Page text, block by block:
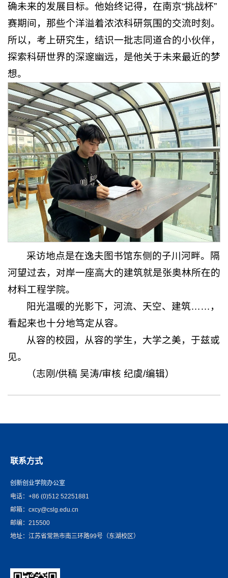
确未来的发展目标。他始终记得，在南京“挑战杯”
赛期间，那些个洋溢着浓浓科研氛围的交流时刻。
所以，考上研究生，结识一批志同道合的小伙伴，
探索科研世界的深邃幽远，是他关于未来最近的梦
想。
采访地点是在逸夫图书馆东侧的子川河畔。隔
河望过去，对岸一座高大的建筑就是张奥林所在的
材料工程学院。
阳光温暖的光影下，河流、天空、建筑……，
看起来也十分地笃定从容。
从容的校园，从容的学生，大学之美，于兹或
见。
（志刚/供稿 吴涛/审核 纪虞/编辑）
联系方式
创新创业学院办公室
电话：+86 (0)512 52251881
邮箱：cxcy@cslg.edu.cn
邮编：215500
地址：江苏省常熟市南三环路99号（东湖校区）